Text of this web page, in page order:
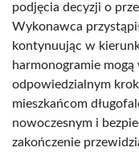
podjęcia decyzji o
Wykonawca
kontynuując w
harmonogramie
odpowiedzialnym
mieszkańcom
nowoczesnym i
zakończenie